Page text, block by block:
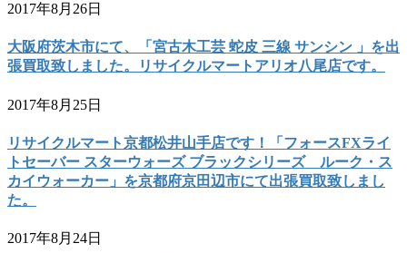
2017年8月26日
大阪府茨木市にて、「宮古木工芸 蛇皮 三線 サンシン 」を出
張買取致しました。リサイクルマートアリオ八尾店です。
2017年8月25日
リサイクルマート京都松井山手店です！「フォースFXライ
トセーバー スターウォーズ ブラックシリーズ ルーク・ス
カイウォーカー」を京都府京田辺市にて出張買取致しまし
た。
2017年8月24日